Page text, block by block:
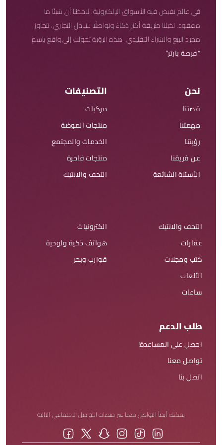
في عالم تفيض فيه الأسواق الإلكترونية، لاحظنا أن شيئًا ما
مفقود. تخيلنا طريقة أكثر ذكاءً وتواصلًا للتبادل التجاري، تتجاوز
مجرد البيع والشراء التقليدي. هذه الرؤية تحولت إلى واقع باسم
“فرصة بارتر”
نحن
قصتنا
مهمتنا
رؤيتنا
عن فريقنا
الأسئلة الشائعة
التصنيفات
مركبات
منتجات الموضة
الخدمات والمجتمع
منتجات فاخرة
التحف والانتيك
التحف والانتيك
عقارات
كتب ومجلات
الألعاب
ساعات
الكترونيات
هواتف ذكية ولوحية
قوارب وبحر
طلب الدعم
احصل على المساعدة!
تواصل معنا
اتصل بنا
يمكنك أيضاً التواصل معنا عبر منصات التواصل الاجتماعي التالية